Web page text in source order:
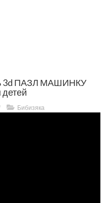
3d ПАЗЛ МАШИНКУ
Бибизяка